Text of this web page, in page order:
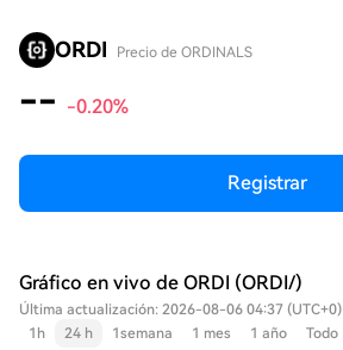
ORDI Precio de ORDINALS
-- -0.20%
Registrar
Gráfico en vivo de ORDI (ORDI/)
Última actualización: 2026-08-06 04:37 (UTC+0)
1h
24 h 1semana 1 mes 1 año Todo